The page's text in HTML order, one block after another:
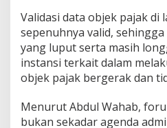
Validasi data objek pajak di
sepenuhnya valid,
yang luput serta masih
instansi terkait dalam
objek pajak bergerak dan
Menurut Abdul Wahab,
bukan sekadar agenda